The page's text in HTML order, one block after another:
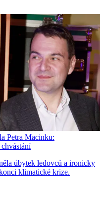
Petra Macinku:
úbytek ledovců a ironicky
klimatické krize.